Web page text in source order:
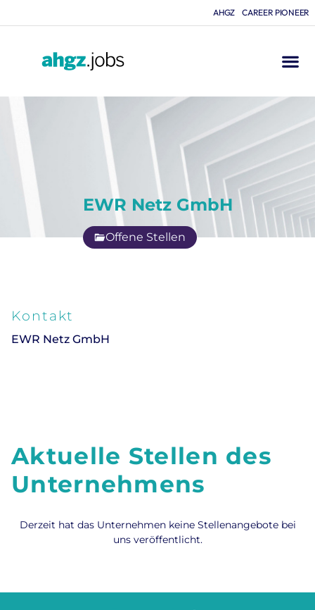
AHGZ CAREER PIONEER
EWR Netz GmbH
Offene Stellen
Kontakt
EWR Netz GmbH
Aktuelle Stellen des
Unternehmens
Derzeit hat das Unternehmen keine Stellenangebote bei
uns veröffentlicht.